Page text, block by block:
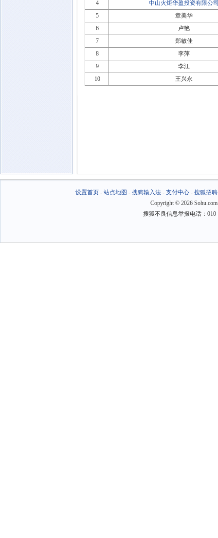
4
中山火炬华盈投资有限公
5
章美华
6
卢艳
7
郑敏佳
8
李萍
9
李江
10
王兴永
设置首页- 站点地图 - 搜狗输入法- 支付中心- 搜狐招聘
Copyright © 2026
搜狐不良信息举报电话：010